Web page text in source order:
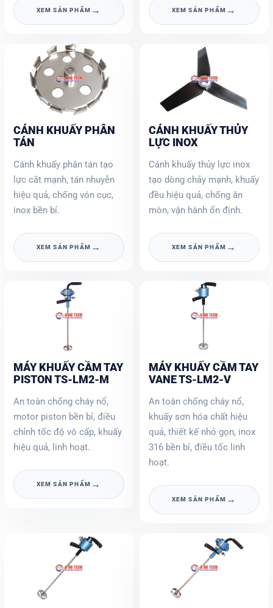
XEM SẢN PHẨM → XEM SẢN PHẨM →
CÁNH KHUẤY PHÂN
TÁN
Cánh khuấy phân tán tạo
lực cắt mạnh, tán nhuyễn
hiệu quả, chống vón cục,
inox bền bỉ.
XEM SẢN PHẨM →
CÁNH KHUẤY THỦY
LỰC INOX
Cánh khuấy thủy lực inox
tạo dòng chảy mạnh, khuấy
đều hiệu quả, chống ăn
mòn, vận hành ổn định.
XEM SẢN PHẨM →
MÁY KHUẤY CẦM TAY
PISTON TS-LM2-M
An toàn chống cháy nổ,
motor piston bền bỉ, điều
chỉnh tốc độ vô cấp, khuấy
hiệu quả, linh hoạt.
XEM SẢN PHẨM →
MÁY KHUẤY CẦM TAY
VANE TS-LM2-V
An toàn chống cháy nổ,
khuấy sơn hóa chất hiệu
quả, thiết kế nhỏ gọn, inox
316 bền bỉ, điều tốc linh
hoạt.
XEM SẢN PHẨM →